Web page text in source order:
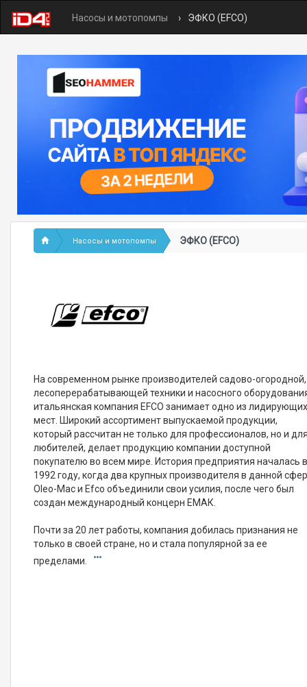
Насосы и мотопомпы ЭФКО (EFCO)
Насосы и мотопомпы ЭФКО (EFCO)
На современном рынке производителей садово-огородной,
лесоперерабатывающей техники и насосного
итальянская компания EFCO занимает одно из
мест. Широкий ассортимент выпускаемой продукции,
который рассчитан не только для профессионалов, но и
любителей, делает продукцию компании доступной
покупателю во всем мире. История предприятия началась
1992 году, когда два крупных производителя в данной
Oleo-Mac и Efco объединили свои усилия, после чего был
создан международный концерн ЕМАК.
Почти за 20 лет работы, компания добилась признания не
только в своей стране, но и стала популярной за ее
пределами.